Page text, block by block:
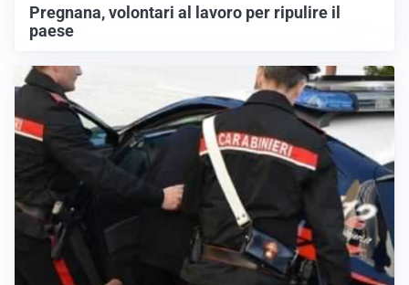
Pregnana, volontari al lavoro per ripulire il
paese